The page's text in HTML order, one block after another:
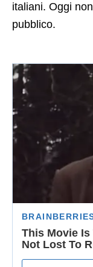
italiani. Oggi
pubblico.